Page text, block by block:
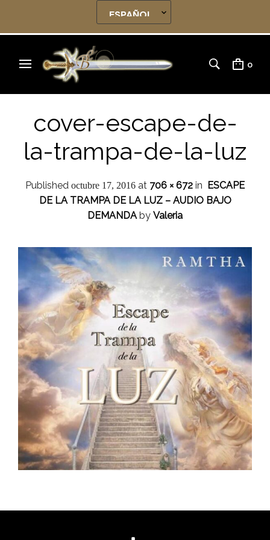
0
cover-escape-de-
la-trampa-de-la-luz
Published octubre 17, 2016 at 706 × 672 in ESCAPE
DE LA TRAMPA DE LA LUZ – AUDIO BAJO
DEMANDAby Valeria